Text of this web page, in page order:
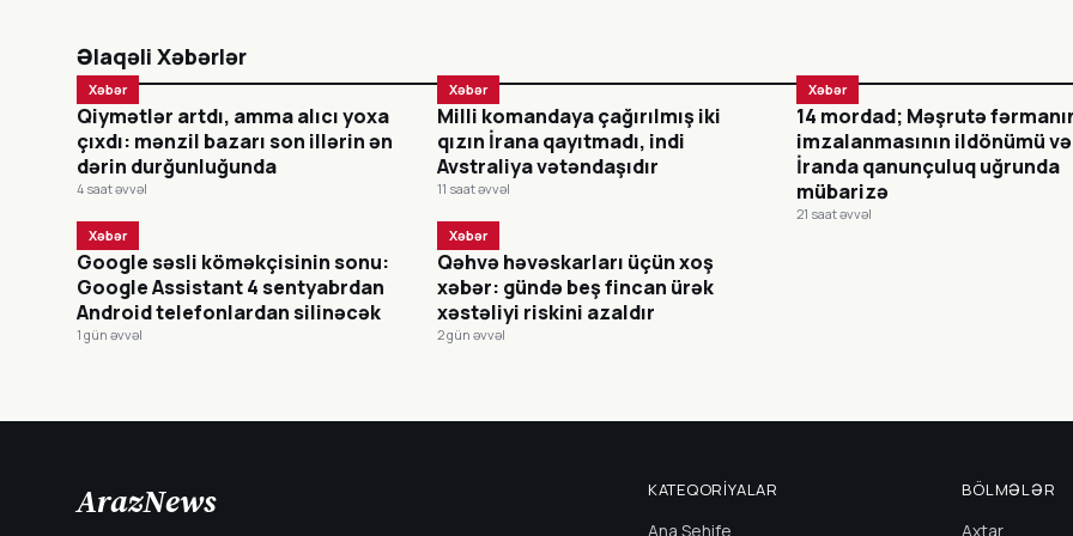
Əlaqəli Xəbərlər
Xəbər
Qiymətlər artdı, amma alıcı yoxa
çıxdı: mənzil bazarı son illərin ən
dərin durğunluğunda
4 saat əvvəl
Xəbər
Milli komandaya çağırılmış iki
qızın İrana qayıtmadı, indi
Avstraliya vətəndaşıdır
11 saat əvvəl
Xəbər
14 mordad; Məşrutə
imzalanmasının ildönümü və
İranda qanunçuluq uğrunda
mübarizə
21 saat əvvəl
Xəbər
Google səsli köməkçisinin sonu:
Google Assistant 4 sentyabrdan
Android telefonlardan silinəcək
1 gün əvvəl
Xəbər
Qəhvə həvəskarları üçün xoş
xəbər: gündə beş fincan ürək
xəstəliyi riskini azaldır
2 gün əvvəl
ArazNews KATEQORIYALAR
Ana Sehife
BÖLMƏLƏR
Axtar